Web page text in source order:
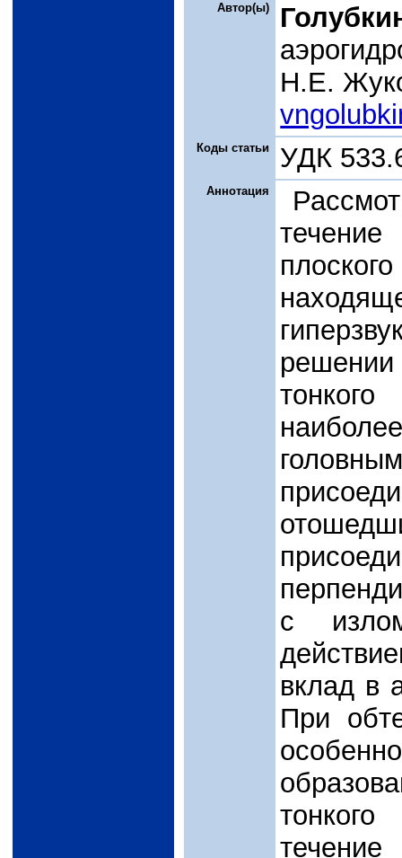
Автор(ы)
Н.Е.
Коды статьи УДК
Аннотация
решении
с
вклад в
При